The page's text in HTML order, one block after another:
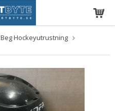
Beg Hockeyutrustning